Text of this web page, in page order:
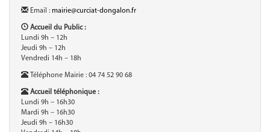
Email : mairie@curciat-dongalon.fr
Accueil du Public :
Lundi 9h – 12h
Jeudi 9h – 12h
Vendredi 14h – 18h
Téléphone Mairie : 04 74 52 90 68
Accueil téléphonique :
Lundi 9h – 16h30
Mardi 9h – 16h30
Jeudi 9h – 16h30